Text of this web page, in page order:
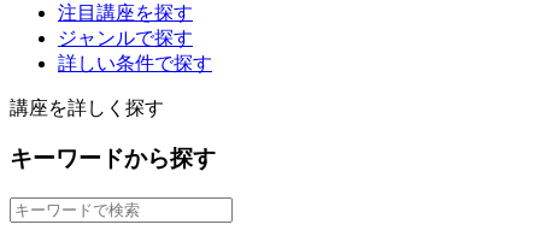
注目講座を探す
ジャンルで探す
詳しい条件で探す
講座を詳しく探す
キーワードから探す